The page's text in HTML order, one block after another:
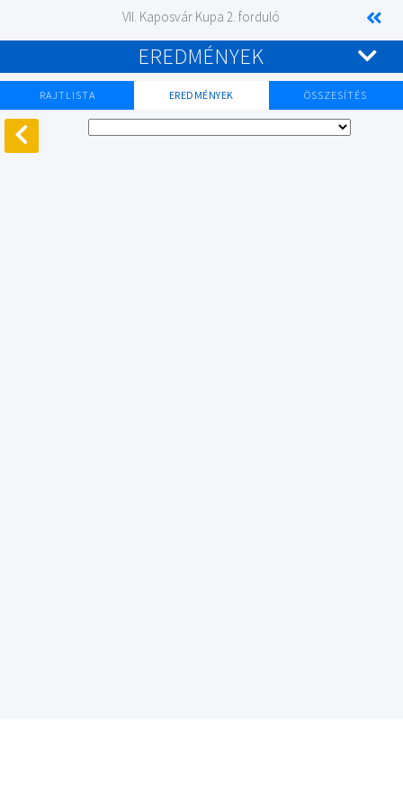
VII. Kaposvár Kupa 2. forduló
EREDMÉNYEK
RAJTLISTA EREDMÉNYEK ÖSSZESÍTÉS